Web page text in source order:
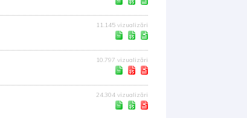
11.145 vizualizări
10.797 vizualizări
24.304 vizualizări